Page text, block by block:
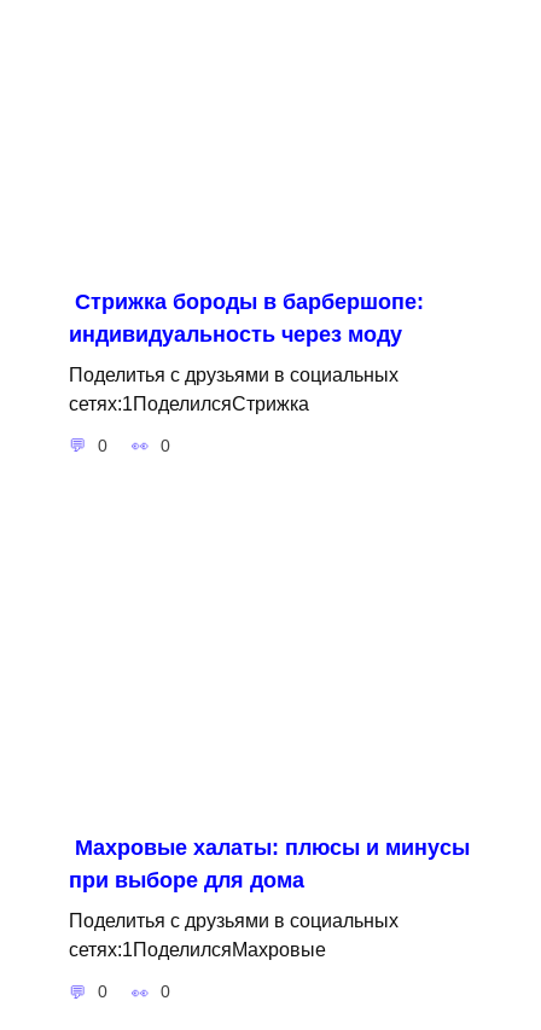
Стрижка бороды в барбершопе:
индивидуальность через моду
Поделитья с друзьями в социальных
сетях:1ПоделилсяСтрижка
0 0
Махровые халаты: плюсы и минусы
при выборе для дома
Поделитья с друзьями в социальных
сетях:1ПоделилсяМахровые
0 0